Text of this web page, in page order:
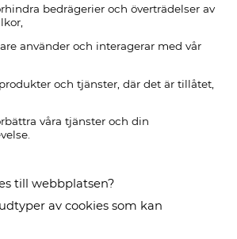
bedrägerier och överträdelser av
använder och interagerar med vår
och tjänster, där det är tillåtet,
våra tjänster och din
till webbplatsen?
av cookies som kan